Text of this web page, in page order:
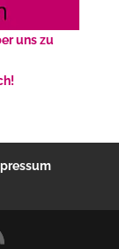
uns zu